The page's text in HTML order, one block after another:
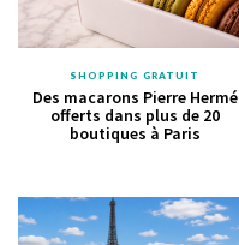
SHOPPING GRATUIT
Des macarons Pierre Hermé
offerts dans plus de 20
boutiques à Paris